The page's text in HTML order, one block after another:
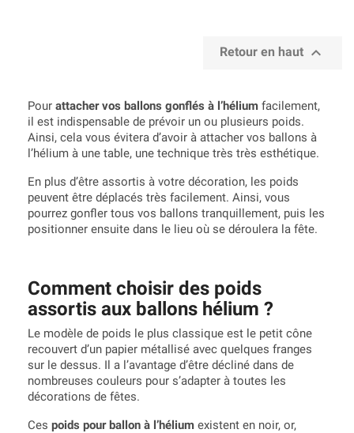
Retour en haut 
Pour attacher vos ballons gonflés à l’hélium facilement,
il est indispensable de prévoir un ou plusieurs poids.
Ainsi, cela vous évitera d’avoir à attacher vos ballons à
l’hélium à une table, une technique très très esthétique.
En plus d’être assortis à votre décoration, les poids
peuvent être déplacés très facilement. Ainsi, vous
pourrez gonfler tous vos ballons tranquillement, puis les
positionner ensuite dans le lieu où se déroulera la fête.
Comment choisir des poids
assortis aux ballons hélium ?
Le modèle de poids le plus classique est le petit cône
recouvert d’un papier métallisé avec quelques franges
sur le dessus. Il a l’avantage d’être décliné dans de
nombreuses couleurs pour s’adapter à toutes les
décorations de fêtes.
Ces poids pour ballon à l’hélium existent en noir, or,